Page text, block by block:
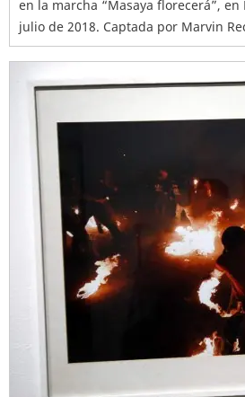
en la marcha “Masaya florecerá”,
julio de 2018. Captada por Marvin